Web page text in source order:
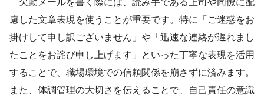
欠勤メールを書く際には、読み手である上司や同僚に配
慮した文章表現を使うことが重要です。特に「ご迷惑をお
掛けして申し訳ございません」や「迅速な連絡が遅れまし
たことをお詫び申し上げます」といった丁寧な表現を活用
することで、職場環境での信頼関係を崩さずに済みます。
また、体調管理の大切さを伝えることで、自己責任の意識